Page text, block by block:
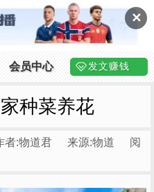
✕
会员中心 发文赚钱
种菜养花
者:物道君 来源:物道
阅